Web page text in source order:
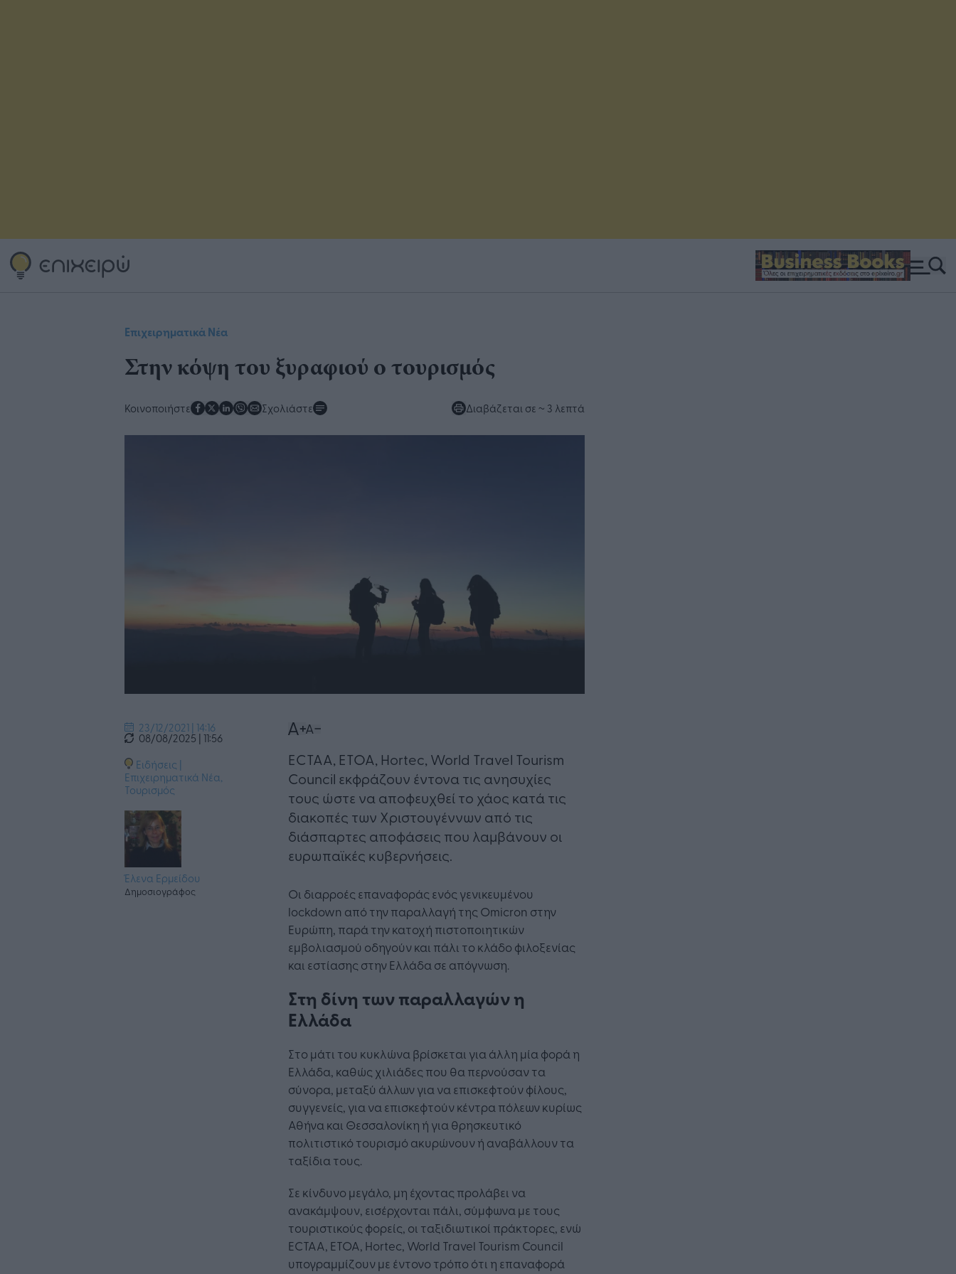
Επιχειρηματικά Νέα
Στην κόψη του ξυραφιού ο τουρισμός
Κοινοποιήστε Σχολιάστε Διαβάζεται σε ~ 3 λεπτά
23/12/2021 | 14:16
08/08/2025 | 11:56
Ειδήσεις |
Επιχειρηματικά Νέα,
Τουρισμός
Έλενα Ερμείδου
Δημοσιογράφος
ECTAA, ETOA, Hortec, World Travel Tourism
Council εκφράζουν έντονα τις ανησυχίες
τους ώστε να αποφευχθεί το χάος κατά τις
διακοπές των Χριστουγέννων από τις
διάσπαρτες αποφάσεις που λαμβάνουν οι
ευρωπαϊκές κυβερνήσεις.
Οι διαρροές επαναφοράς ενός γενικευμένου
lockdown από την παραλλαγή της Omicron στην
Ευρώπη, παρά την κατοχή πιστοποιητικών
εμβολιασμού οδηγούν και πάλι το κλάδο φιλοξενίας
και εστίασης στην Ελλάδα σε απόγνωση.
Στη δίνη των παραλλαγών η
Ελλάδα
Στο μάτι του κυκλώνα βρίσκεται για άλλη μία φορά η
Ελλάδα, καθώς χιλιάδες που θα περνούσαν τα
σύνορα, μεταξύ άλλων για να επισκεφτούν φίλους,
συγγενείς, για να επισκεφτούν κέντρα πόλεων κυρίως
Αθήνα και Θεσσαλονίκη ή για θρησκευτικό
πολιτιστικό τουρισμό ακυρώνουν ή αναβάλλουν τα
ταξίδια τους.
Σε κίνδυνο μεγάλο, μη έχοντας προλάβει να
ανακάμψουν, εισέρχονται πάλι, σύμφωνα με τους
τουριστικούς φορείς, οι ταξιδιωτικοί πράκτορες, ενώ
ECTAA, ETOA, Hortec, World Travel Tourism Council
υπογραμμίζουν με έντονο τρόπο ότι η επαναφορά